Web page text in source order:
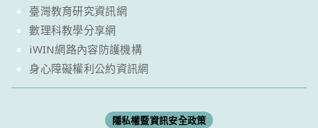
臺灣教育研究資訊網
數理科教學分享網
iWIN網路內容防護機構
身心障礙權利公約資訊網
隱私權暨資訊安全政策